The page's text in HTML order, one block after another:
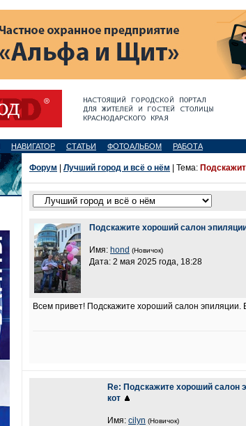
НАВИГАТОР СТАТЬИ ФОТОАЛЬБОМ РАБОТА
Форум Лучший город и всё о нём | Тема:
Подскажите хороший салон
Имя: hond (Новичок)
Дата: 2 мая 2025 года, 18:28
Всем привет! Подскажите хороший салон эпиляции.
Re: Подскажите хороший салон
кот
Имя: cilyn (Новичок)